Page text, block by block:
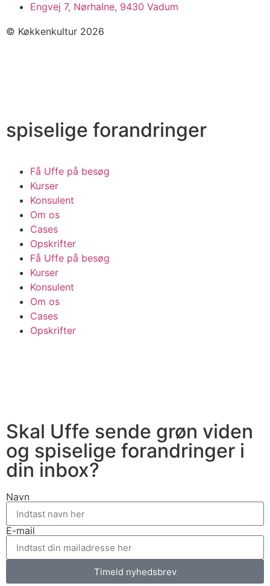
Engvej 7, Nørhalne, 9430 Vadum
© Køkkenkultur 2026
spiselige forandringer
Få Uffe på besøg
Kurser
Konsulent
Om os
Cases
Opskrifter
Få Uffe på besøg
Kurser
Konsulent
Om os
Cases
Opskrifter
Skal Uffe sende grøn viden
og spiselige forandringer i
din inbox?
Navn
E-mail
Timeld nyhedsbrev